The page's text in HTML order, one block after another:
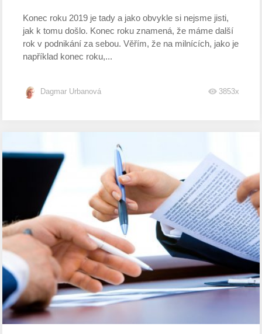
Konec roku 2019 je tady a jako obvykle si nejsme jisti,
jak k tomu došlo. Konec roku znamená, že máme další
rok v podnikání za sebou. Věřím, že na milnících, jako je
například konec roku,...
Dagmar Urbanová 3853x